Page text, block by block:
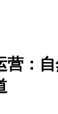
营：